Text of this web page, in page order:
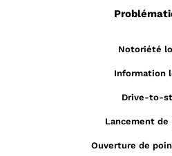
Notoriété
Information
Drive-to-
Lancement
Ouverture de